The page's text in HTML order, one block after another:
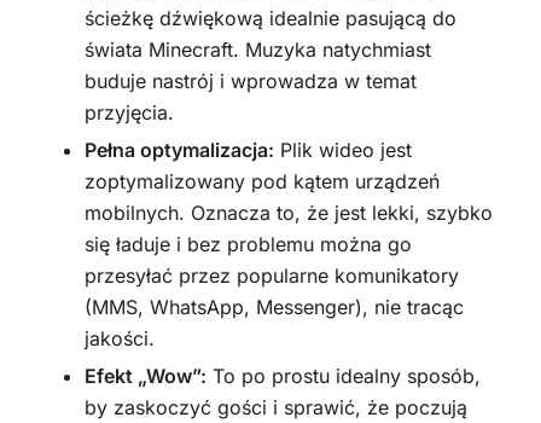
ścieżkę dźwiękową idealnie pasującą do
świata Minecraft. Muzyka natychmiast
buduje nastrój i wprowadza w temat
przyjęcia.
Pełna optymalizacja: Plik wideo jest
zoptymalizowany pod kątem urządzeń
mobilnych. Oznacza to, że jest lekki, szybko
się ładuje i bez problemu można go
przesyłać przez popularne komunikatory
(MMS, WhatsApp, Messenger), nie tracąc
jakości.
Efekt „Wow”: To po prostu idealny sposób,
by zaskoczyć gości i sprawić, że poczują